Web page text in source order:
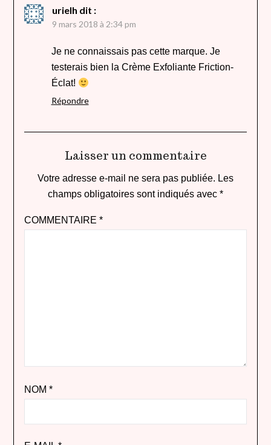
urielh dit :
9 mars 2018 à 2:34 pm
Je ne connaissais pas cette marque. Je
testerais bien la Crème Exfoliante Friction-
Éclat!
Répondre
Laisser un commentaire
Votre adresse e-mail ne sera pas publiée. Les
champs obligatoires sont indiqués avec *
COMMENTAIRE *
NOM *